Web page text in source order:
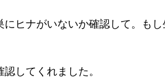
にヒナがいないか確認して。も
してくれました。